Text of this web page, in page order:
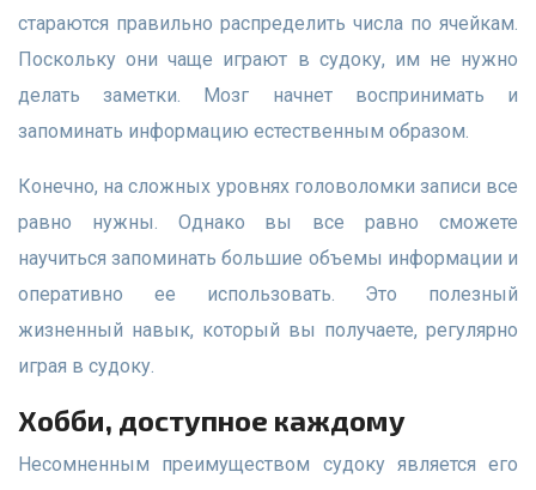
стараются правильно распределить числа по ячейкам.
Поскольку они чаще играют в судоку, им не нужно
делать заметки. Мозг начнет воспринимать и
запоминать информацию естественным образом.
Конечно, на сложных уровнях головоломки записи все
равно нужны. Однако вы все равно сможете
научиться запоминать большие объемы информации и
оперативно ее использовать. Это полезный
жизненный навык, который вы получаете, регулярно
играя в судоку.
Хобби, доступное каждому
Несомненным преимуществом судоку является его